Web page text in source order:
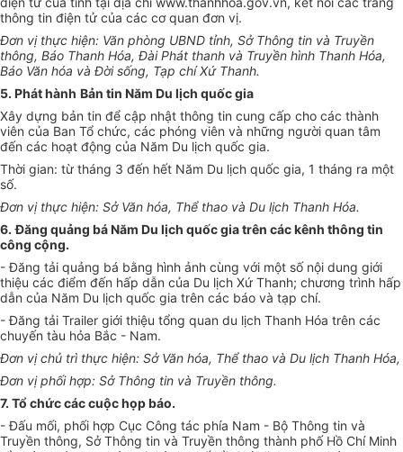
thông tin điện tử của các cơ quan đơn vị.
Đơn vị thực hiện: Văn phòng UBND tỉnh, Sở Thông tin và Truyền
thông, Báo Thanh Hóa, Đài Phát thanh và Truyền hình Thanh Hóa,
Báo Văn hóa và Đời sống, Tạp chí Xứ Thanh.
5. Phát hành Bản tin Năm Du lịch quốc gia
Xây dựng bản tin để cập nhật thông tin cung cấp cho các thành
viên của Ban Tổ chức, các phóng viên và những người quan tâm
đến các hoạt động của Năm Du lịch quốc gia.
Thời gian: từ tháng 3 đến hết Năm Du lịch quốc gia, 1 tháng ra một
số.
Đơn vị thực hiện: Sở Văn hóa, Thể thao và Du lịch Thanh Hóa.
6. Đăng quảng bá Năm Du lịch quốc gia trên các kênh thông tin
công cộng.
- Đăng tải quảng bá bằng hình ảnh cùng với một số nội dung giới
thiệu các điểm đến hấp dẫn của Du lịch Xứ Thanh; chương trình hấp
dẫn của Năm Du lịch quốc gia trên các báo và tạp chí.
- Đăng tải Trailer giới thiệu tổng quan du lịch Thanh Hóa trên các
chuyến tàu hỏa Bắc - Nam.
Đơn vị chủ trì thực hiện: Sở Văn hóa, Thể thao và Du lịch Thanh Hóa,
Đơn vị phối hợp: Sở Thông tin và Truyền thông.
7. Tổ chức các cuộc họp báo.
- Đấu mối, phối hợp Cục Công tác phía Nam - Bộ Thông tin và
Truyền thông, Sở Thông tin và Truyền thông thành phố Hồ Chí Minh